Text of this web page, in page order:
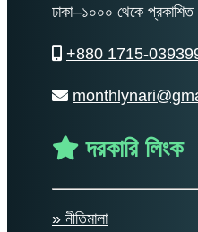
ঢাকা–১০০০ থেকে
+880 1715-
দরকারি লিংক
» নীতিমালা